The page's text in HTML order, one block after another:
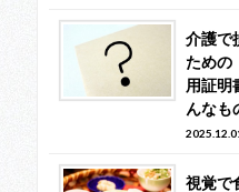
介護で
ための
用証明
んなも
視覚で